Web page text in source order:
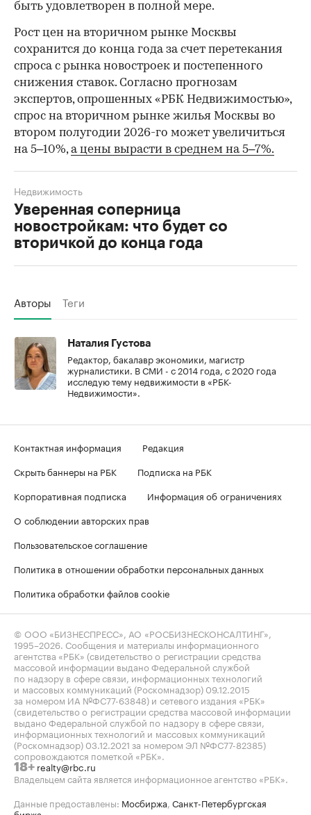
быть удовлетворен в полной мере.
Рост цен на вторичном рынке Москвы
сохранится до конца года за счет перетекания
спроса с рынка новостроек и постепенного
снижения ставок. Согласно прогнозам
экспертов, опрошенных «РБК Недвижимостью»,
спрос на вторичном рынке жилья Москвы во
втором полугодии 2026-го может увеличиться
на 5–10%,а цены вырасти в среднем на 5–7%.
Уверенная соперница
новостройкам: что будет со
вторичкой до конца года
Недвижимость
Авторы Теги
Наталия Густова
Редактор, бакалавр экономики, магистр
журналистики. В СМИ - с 2014 года, с 2020 года
исследую тему недвижимости в «РБК-
Недвижимости».
Контактная информация
Редакция
Скрыть баннеры на РБК
Подписка на РБК
Корпоративная подписка
Информация об ограничениях
О соблюдении авторских прав
Пользовательское соглашение
Политика в отношении обработки персональных данных
Политика обработки файлов cookie
© ООО «БИЗНЕСПРЕСС», АО «РОСБИЗНЕСКОНСАЛТИНГ»,
1995–2026. Сообщения и материалы информационного
агентства «РБК» (свидетельство о регистрации средства
массовой информации выдано Федеральной службой
по надзору в сфере связи, информационных технологий
и массовых коммуникаций (Роскомнадзор) 09.12.2015
за номером ИА №ФС77-63848) и сетевого издания «РБК»
(свидетельство о регистрации средства массовой информации
выдано Федеральной службой по надзору в сфере связи,
информационных технологий и массовых коммуникаций
(Роскомнадзор) 03.12.2021 за номером ЭЛ №ФС77-82385)
сопровождаются пометкой «РБК».
18+ realty@rbc.ru
Владельцем сайта является информационное агентство «РБК».
Данные предоставлены: Мосбиржа, Санкт-Петербургская